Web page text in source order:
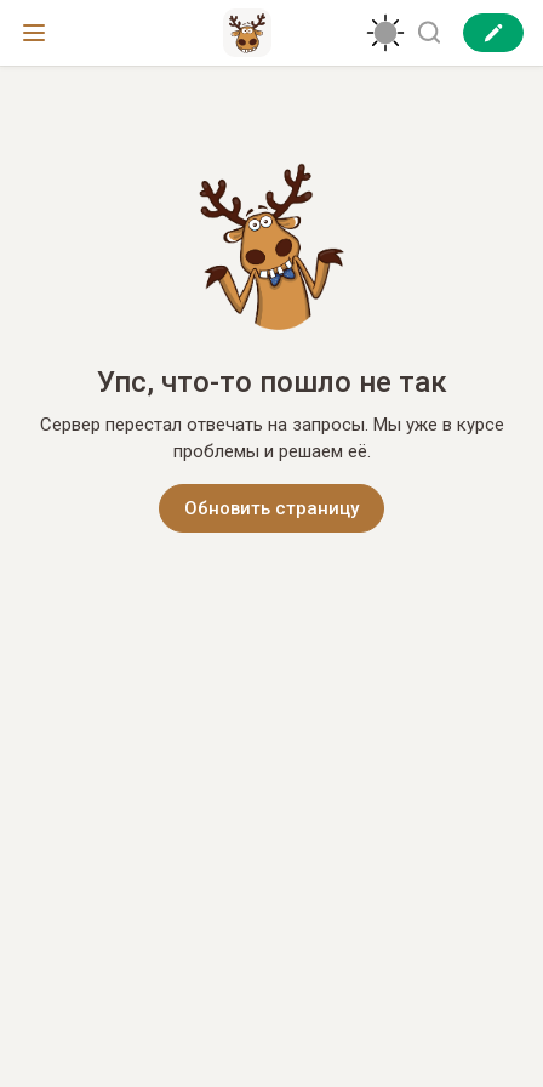
Упс, что-то пошло не так
Сервер перестал отвечать на запросы. Мы уже в курсе
проблемы и решаем её.
Обновить страницу